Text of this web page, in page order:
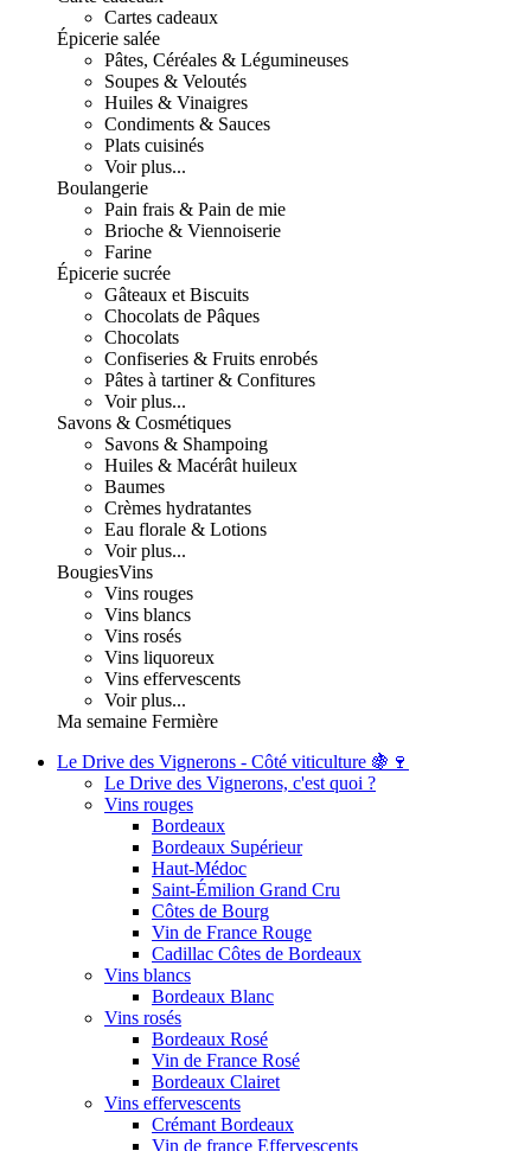
Cartes cadeaux
Épicerie salée
Pâtes, Céréales & Légumineuses
Soupes & Veloutés
Huiles & Vinaigres
Condiments & Sauces
Plats cuisinés
Voir plus...
Boulangerie
Pain frais & Pain de mie
Brioche & Viennoiserie
Farine
Épicerie sucrée
Gâteaux et Biscuits
Chocolats de Pâques
Chocolats
Confiseries & Fruits enrobés
Pâtes à tartiner & Confitures
Voir plus...
Savons & Cosmétiques
Savons & Shampoing
Huiles & Macérât huileux
Baumes
Crèmes hydratantes
Eau florale & Lotions
Voir plus...
BougiesVins
Vins rouges
Vins blancs
Vins rosés
Vins liquoreux
Vins effervescents
Voir plus...
Ma semaine Fermière
Le Drive des Vignerons - Côté viticulture 🍇🍷
Le Drive des Vignerons, c'est quoi ?
Vins rouges
Bordeaux
Bordeaux Supérieur
Haut-Médoc
Saint-Émilion Grand Cru
Côtes de Bourg
Vin de France Rouge
Cadillac Côtes de Bordeaux
Vins blancs
Bordeaux Blanc
Vins rosés
Bordeaux Rosé
Vin de France Rosé
Bordeaux Clairet
Vins effervescents
Crémant Bordeaux
Vin de france Effervescents